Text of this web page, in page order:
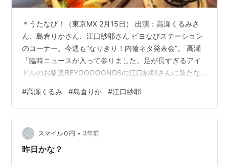
＊うたなび！（東京MX 2月15日） 出演：高瀬くるみさ
ん、島倉りかさん、江口紗耶さん ビヨなびステーション
のコーナー。今週も”なりきり！内輪ネタ発表会”。 高瀬
「臨時ニュースが入って参りました。足が長すぎるアイ
ドルのお馴染BEYOOOOONDSの江口紗耶さんに新たな
日々楽屋での生活で必ずトークの中で出てくるほど。だ
という情報が入っております。実際にどんなものなのか
聞いていき・・たいと思います」 島倉＆江口 「おー（拍
手）」 島倉 「ところどころちょっと噛むところはあった
んですけど（笑）。すごいでもちゃんと内容も入って来
#高瀬くるみ #島倉りか #江口紗耶
スマイル０円 • 3年前
昨日かな？